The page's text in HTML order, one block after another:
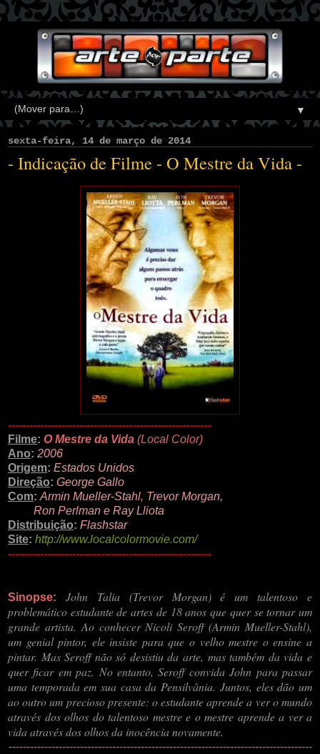
▼
sexta-feira, 14 de março de 2014
- Indicação de Filme - O Mestre da Vida -
---------------------------------------------------------
Filme: O Mestre da Vida (Local Color)
Ano: 2006
Origem: Estados Unidos
Direção: George Gallo
Com: Armin Mueller-Stahl, Trevor Morgan,
Ron Perlman e Ray Lliota
Distribuição: Flashstar
Site: http://www.localcolormovie.com/
---------------------------------------------------------
Sinopse:
John Talia (Trevor Morgan) é um talentoso e
problemático estudante de artes de 18 anos que quer se tornar um
grande artista. Ao conhecer Nicoli Seroff (Armin Mueller-Stahl),
um genial pintor, ele insiste para que o velho mestre o ensine a
pintar. Mas Seroff não só desistiu da arte, mas também da vida e
quer ficar em paz. No entanto, Seroff convida John para passar
uma temporada em sua casa da Pensilvânia. Juntos, eles dão um
ao outro um precioso presente: o estudante aprende a ver o mundo
através dos olhos do talentoso mestre e o mestre aprende a ver a
vida através dos olhos da inocência novamente.
-------------------------------------------------------------------------------------